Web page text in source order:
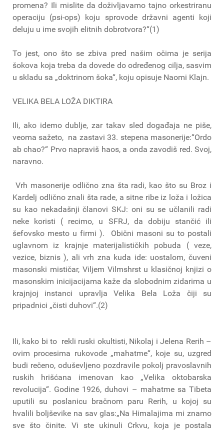
promena? Ili mislite da doživljavamo tajno orkestriranu
operaciju (psi-ops) koju sprovode državni agenti koji
deluju u ime svojih elitnih dobrotvora?“(1)
To jest, ono što se zbiva pred našim očima je serija
šokova koja treba da dovede do određenog cilja, sasvim
u skladu sa „doktrinom šoka“, koju opisuje Naomi Klajn.
VELIKA BELA LOŽA DIKTIRA
Ili, ako idemo dublje, zar takav sled događaja ne piše,
veoma sažeto, na zastavi 33. stepena masonerije:“Ordo
ab chao?“ Prvo napraviš haos, a onda zavodiš red. Svoj,
naravno.
Vrh masonerije odlično zna šta radi, kao što su Broz i
Kardelj odlično znali šta rade, a sitne ribe iz loža i ložica
su kao nekadašnji članovi SKJ: oni su se učlanili radi
neke koristi ( recimo, u SFRJ, da dobiju stančić ili
šefovsko mesto u firmi ). Obični masoni su to postali
uglavnom iz krajnje materijalističkih pobuda ( veze,
vezice, biznis ), ali vrh zna kuda ide: uostalom, čuveni
masonski mističar, Viljem Vilmshrst u klasičnoj knjizi o
masonskim inicijacijama kaže da slobodnim zidarima u
krajnjoj instanci upravlja Velika Bela Loža čiji su
pripadnici „čisti duhovi“.(2)
Ili, kako bi to rekli ruski okultisti, Nikolaj i Jelena Rerih –
ovim procesima rukovode „mahatme“, koje su, uzgred
budi rečeno, oduševljeno pozdravile pokolj pravoslavnih
ruskih hrišćana imenovan kao „Velika oktobarska
revolucija“. Godine 1926, duhovi – mahatme sa Tibeta
uputili su poslanicu bračnom paru Rerih, u kojoj su
hvalili boljševike na sav glas:„Na Himalajima mi znamo
sve što činite. Vi ste ukinuli Crkvu, koja je postala